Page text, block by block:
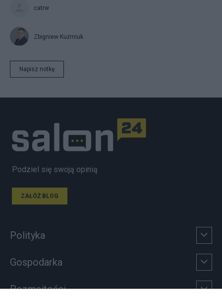
catrw
Zbigniew Kuźmiuk
Napisz notkę
Podziel się swoją opinią
ZAŁÓŻ BLOG
Polityka
Gospodarka
Rozmaitości